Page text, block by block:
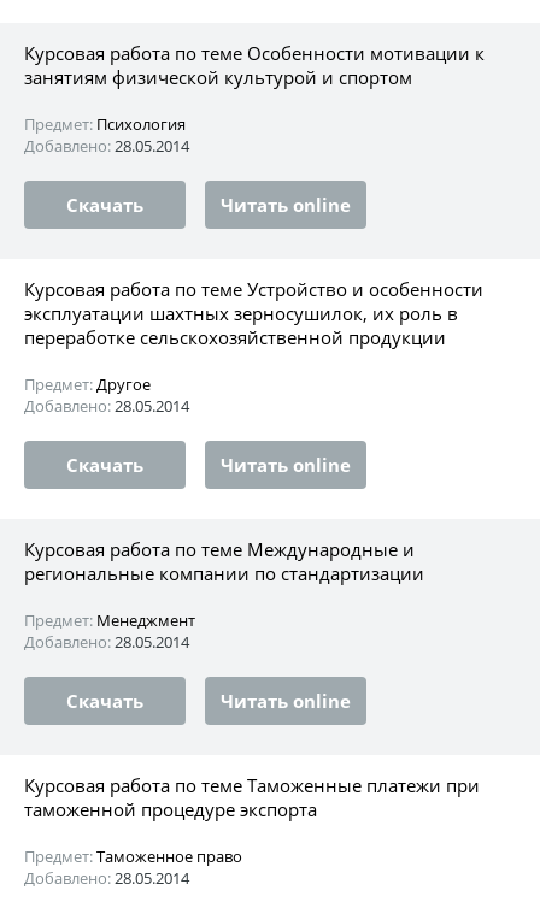
Курсовая работа по теме Особенности мотивации к
занятиям физической культурой и спортом
Предмет: Психология
Добавлено:28.05.2014
Скачать Читать online
Курсовая работа по теме Устройство и особенности
эксплуатации шахтных зерносушилок, их роль в
переработке сельскохозяйственной продукции
Предмет:Другое
Добавлено:28.05.2014
Скачать Читать online
Курсовая работа по теме Международные и
региональные компании по стандартизации
Предмет: Менеджмент
Добавлено:28.05.2014
Скачать Читать online
Курсовая работа по теме Таможенные платежи при
таможенной процедуре экспорта
Предмет:Таможенное право
Добавлено:28.05.2014